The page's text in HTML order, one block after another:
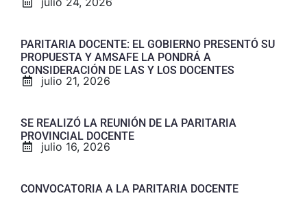
PARITARIA DOCENTE: EL GOBIERNO PRESENTÓ SU
PROPUESTA Y AMSAFE LA PONDRÁ A
CONSIDERACIÓN DE LAS Y LOS DOCENTES
julio 21, 2026
SE REALIZÓ LA REUNIÓN DE LA PARITARIA
PROVINCIAL DOCENTE
julio 16, 2026
CONVOCATORIA A LA PARITARIA DOCENTE